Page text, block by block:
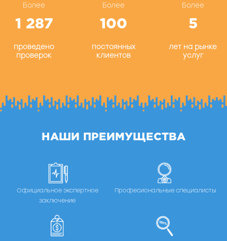
Более
1 287
проведено
проверок
Более
100
постоянных
клиентов
Более
5
лет на рынке
услуг
НАШИ ПРЕИМУЩЕСТВА
Официальное экспертное
заключение
Професиональные специалисты